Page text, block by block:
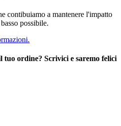
contibuiamo a mantenere l'impatto
possibile.
ordine? Scrivici e saremo felici